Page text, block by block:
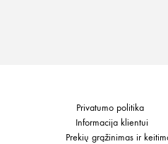
Privatumo politika
Informacija klientui
Prekių grąžinimas ir